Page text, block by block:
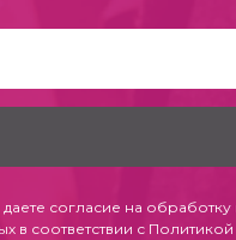
согласие на обработку
в соответствии с Политикой